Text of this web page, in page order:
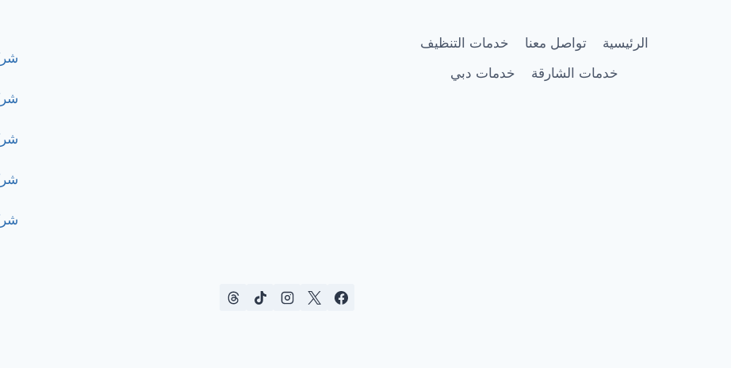
الرئيسية تواصل معنا
خدمات التنظيف
خدمات الشارقة
خدمات دبي